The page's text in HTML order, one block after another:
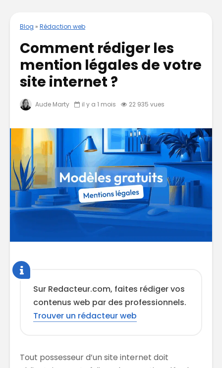
Blog » Rédaction web
Comment rédiger les
mention légales de votre
site internet ?
Aude Marty il y a 1 mois 22 935 vues
Sur Redacteur.com, faites rédiger vos
contenus web par des professionnels.
Trouver un rédacteur web
Tout possesseur d’un site internet doit